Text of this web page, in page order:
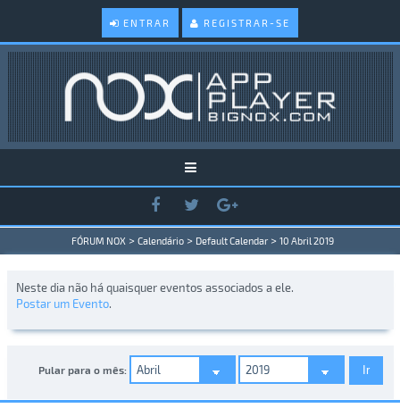
ENTRAR REGISTRAR-SE
FÓRUM NOX > Calendário > Default Calendar > 10 Abril 2019
Neste dia não há quaisquer eventos associados a ele.
Postar um Evento.
Pular para o mês: